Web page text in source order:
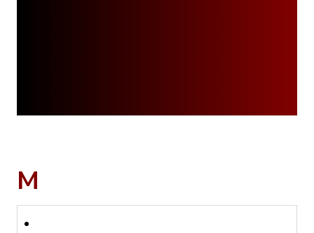
M